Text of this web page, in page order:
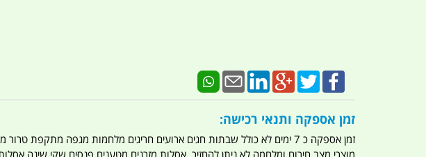
זמן אספקה ותנאי רכישה:
זמן אספקה כ 7 ימים לא כולל שבתות חגים ארועים חריגים מלחמות מגפה מתקפת טרור מתקפת מחשבים
מוצרי מצב חירום ומלחמה לא ניתן להחזיר. אסלות מזרנים מטענים פנסים שקי שינה